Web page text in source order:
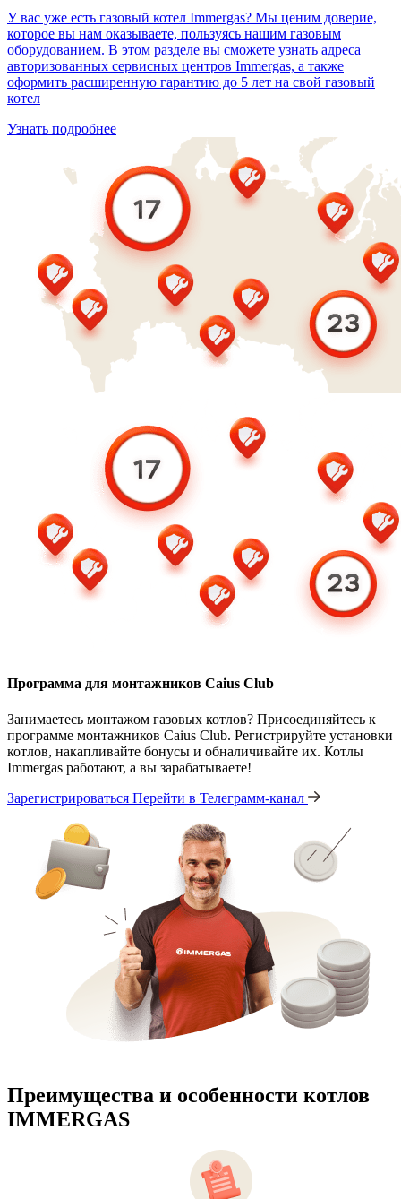
У вас уже есть газовый котел Immergas? Мы ценим доверие,
которое вы нам оказываете, пользуясь нашим газовым
оборудованием. В этом разделе вы сможете узнать адреса
авторизованных сервисных центров Immergas, а также
оформить расширенную гарантию до 5 лет на свой газовый
котел
Узнать подробнее
Программа для монтажников Caius Club
Занимаетесь монтажом газовых котлов? Присоединяйтесь к
программе монтажников Caius Club. Регистрируйте установки
котлов, накапливайте бонусы и обналичивайте их. Котлы
Immergas работают, а вы зарабатываете!
Зарегистрироваться Перейти в Телеграмм-канал
Преимущества и особенности котлов
IMMERGAS